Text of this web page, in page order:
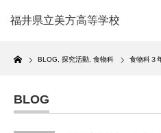
福井県立美方高等学校
Home
BLOG 探究活動 食物科 食物科３
BLOG